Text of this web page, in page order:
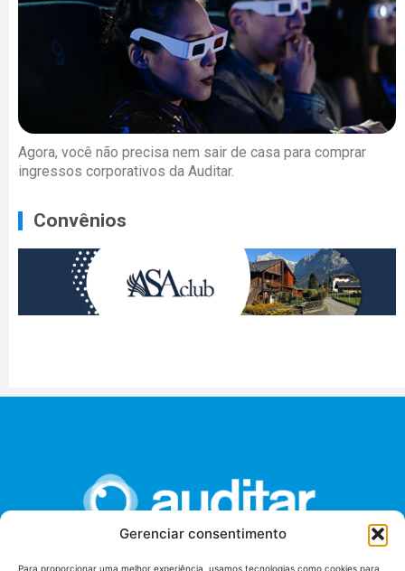
Gerenciar consentimento
Para proporcionar uma melhor experiência, usamos tecnologias como cookies para
Agora, você não precisa nem sair de casa para comprar
ingressos corporativos da Auditar.
Convênios